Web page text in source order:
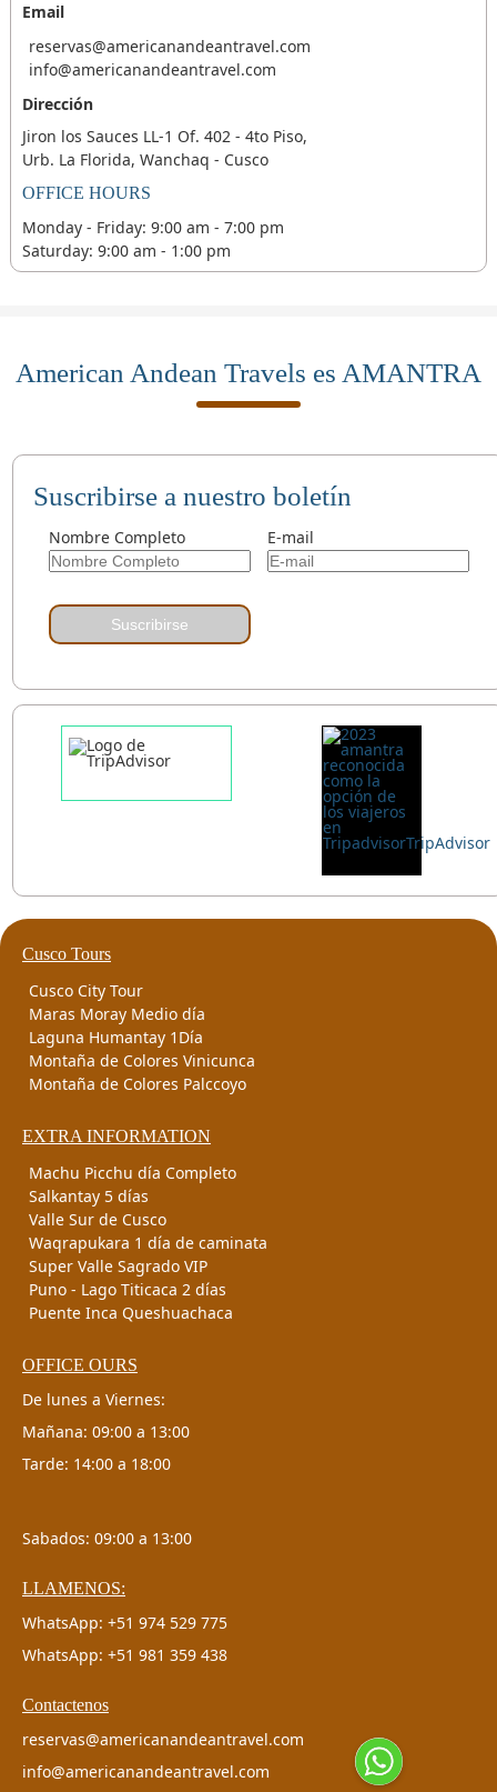
Email
reservas@americanandeantravel.com
info@americanandeantravel.com
Dirección
Jiron los Sauces LL-1 Of. 402 - 4to Piso,
Urb. La Florida, Wanchaq - Cusco
OFFICE HOURS
Monday - Friday: 9:00 am - 7:00 pm
Saturday: 9:00 am - 1:00 pm
American Andean Travels es AMANTRA
Suscribirse a nuestro boletín
Nombre Completo E-mail
Suscribirse
Cusco Tours
Cusco City Tour
Maras Moray Medio día
Laguna Humantay 1Día
Montaña de Colores Vinicunca
Montaña de Colores Palccoyo
EXTRA INFORMATION
Machu Picchu día Completo
Salkantay 5 días
Valle Sur de Cusco
Waqrapukara 1 día de caminata
Super Valle Sagrado VIP
Puno - Lago Titicaca 2 días
Puente Inca Queshuachaca
OFFICE OURS
De lunes a Viernes:
Mañana: 09:00 a 13:00
Tarde: 14:00 a 18:00
Sabados: 09:00 a 13:00
LLAMENOS:
WhatsApp: +51 974 529 775
WhatsApp: +51 981 359 438
Contactenos
reservas@americanandeantravel.com
info@americanandeantravel.com